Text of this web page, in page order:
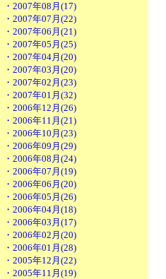
・2007年08月(17)
・2007年07月(22)
・2007年06月(21)
・2007年05月(25)
・2007年04月(20)
・2007年03月(20)
・2007年02月(23)
・2007年01月(32)
・2006年12月(26)
・2006年11月(21)
・2006年10月(23)
・2006年09月(29)
・2006年08月(24)
・2006年07月(19)
・2006年06月(20)
・2006年05月(26)
・2006年04月(18)
・2006年03月(17)
・2006年02月(20)
・2006年01月(28)
・2005年12月(22)
・2005年11月(19)